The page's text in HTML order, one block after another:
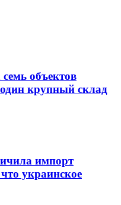
объектов
крупный склад
импорт
украинское